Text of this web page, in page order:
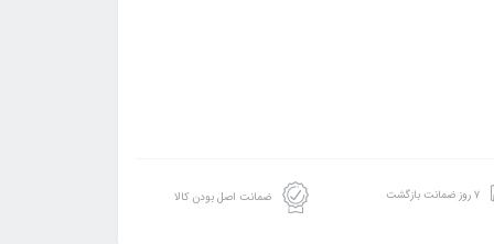
۷ روز ضمانت بازگشت ضمانت اصل بودن کالا